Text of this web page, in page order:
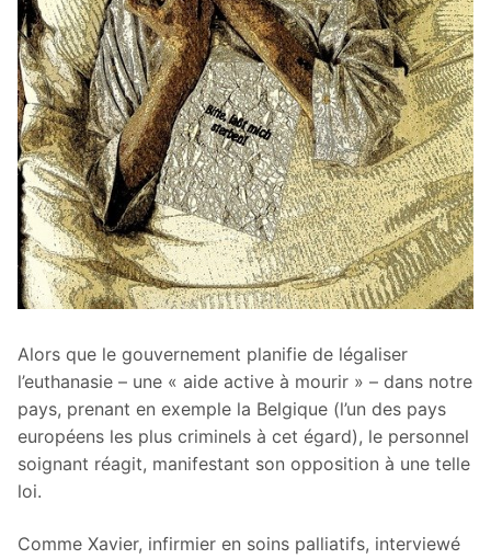
Alors que le gouvernement planifie de légaliser
l’euthanasie – une « aide active à mourir » – dans notre
pays, prenant en exemple la Belgique (l’un des pays
européens les plus criminels à cet égard), le personnel
soignant réagit, manifestant son opposition à une telle
loi.
Comme Xavier, infirmier en soins palliatifs, interviewé